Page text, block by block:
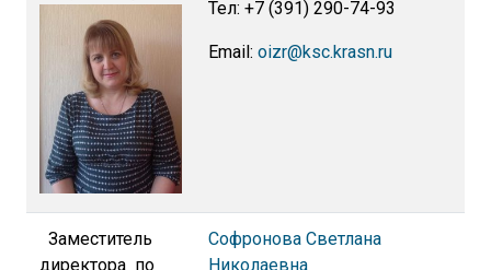
Тел: +7 (391) 290-74-93
Email: oizr@ksc.krasn.ru
Заместитель
директора по
Софронова Светлана
Николаевна